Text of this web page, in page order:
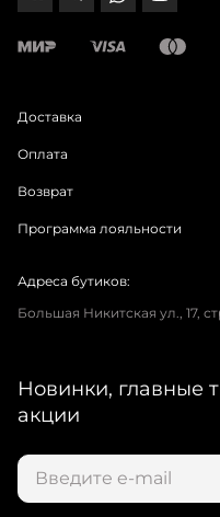
Доставка
Оплата
Возврат
Программа лояльности
Адреса бутиков:
Большая Никитская ул., 17,
Новинки, главные
акции